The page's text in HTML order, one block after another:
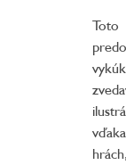
Toto